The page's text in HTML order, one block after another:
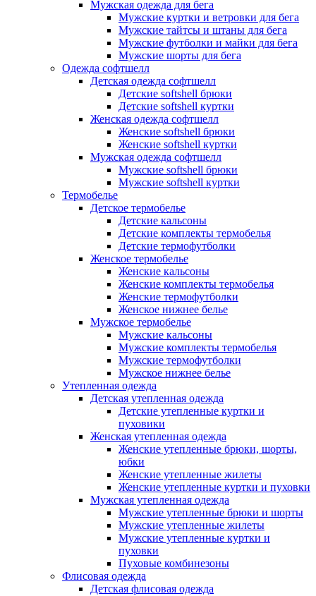
Мужская одежда для бега
Мужские куртки и ветровки для бега
Мужские тайтсы и штаны для бега
Мужские футболки и майки для бега
Мужские шорты для бега
Одежда софтшелл
Детская одежда софтшелл
Детские softshell брюки
Детские softshell куртки
Женская одежда софтшелл
Женские softshell брюки
Женские softshell куртки
Мужская одежда софтшелл
Мужские softshell брюки
Мужские softshell куртки
Термобелье
Детское термобелье
Детские кальсоны
Детские комплекты термобелья
Детские термофутболки
Женское термобелье
Женские кальсоны
Женские комплекты термобелья
Женские термофутболки
Женское нижнее белье
Мужское термобелье
Мужские кальсоны
Мужские комплекты термобелья
Мужские термофутболки
Мужское нижнее белье
Утепленная одежда
Детская утепленная одежда
Детские утепленные куртки и
пуховики
Женская утепленная одежда
Женские утепленные брюки, шорты,
юбки
Женские утепленные жилеты
Женские утепленные куртки и пуховки
Мужская утепленная одежда
Мужские утепленные брюки и шорты
Мужские утепленные жилеты
Мужские утепленные куртки и
пуховки
Пуховые комбинезоны
Флисовая одежда
Детская флисовая одежда